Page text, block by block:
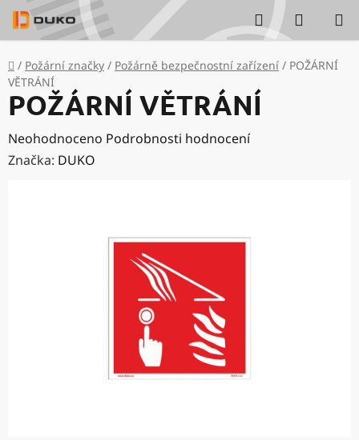
Přejít
na
obsah
Hledat
KOŠÍK
Domů
/ Požární značky / Požárně bezpečnostní zařízení / POŽÁRNÍ
VĚTRÁNÍ
POŽÁRNÍ VĚTRÁNÍ
Průměrné
hodnocení
Neohodnoceno Podrobnosti hodnocení
Značka: DUKO